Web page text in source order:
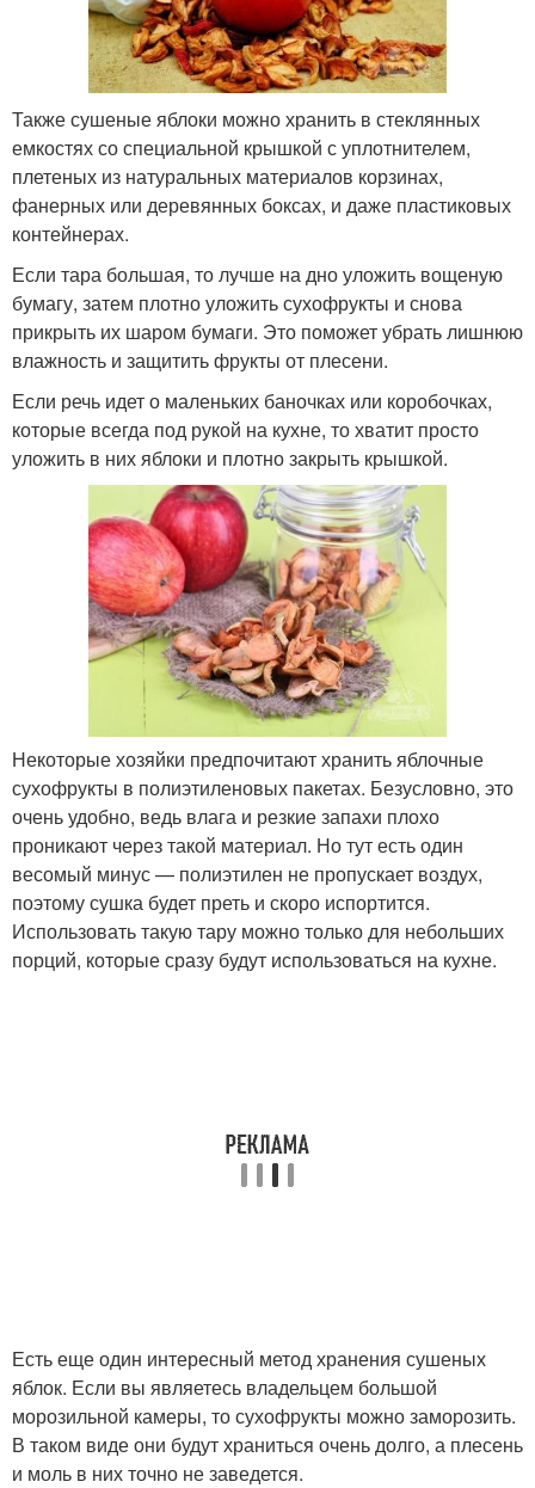
Также сушеные яблоки можно хранить в стеклянных
емкостях со специальной крышкой с уплотнителем,
плетеных из натуральных материалов корзинах,
фанерных или деревянных боксах, и даже пластиковых
контейнерах.
Если тара большая, то лучше на дно уложить вощеную
бумагу, затем плотно уложить сухофрукты и снова
прикрыть их шаром бумаги. Это поможет убрать лишнюю
влажность и защитить фрукты от плесени.
Если речь идет о маленьких баночках или коробочках,
которые всегда под рукой на кухне, то хватит просто
уложить в них яблоки и плотно закрыть крышкой.
Некоторые хозяйки предпочитают хранить яблочные
сухофрукты в полиэтиленовых пакетах. Безусловно, это
очень удобно, ведь влага и резкие запахи плохо
проникают через такой материал. Но тут есть один
весомый минус — полиэтилен не пропускает воздух,
поэтому сушка будет преть и скоро испортится.
Использовать такую тару можно только для небольших
порций, которые сразу будут использоваться на кухне.
Есть еще один интересный метод хранения сушеных
яблок. Если вы являетесь владельцем большой
морозильной камеры, то сухофрукты можно заморозить.
В таком виде они будут храниться очень долго, а плесень
и моль в них точно не заведется.